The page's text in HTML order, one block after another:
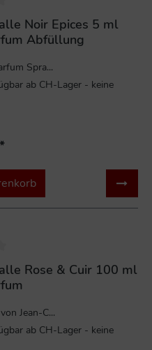
Noir Epices 5 ml
Abfüllung
Spra...
ab CH-Lager - keine
Rose & Cuir 100 ml
Jean-C...
ab CH-Lager - keine